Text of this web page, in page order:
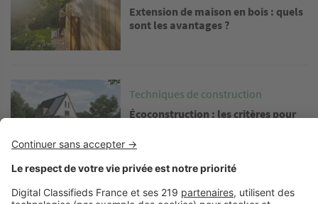
Extension de maison en bois : quels
sont les avantages ?
Techniques de construction
Écoconstruction : les critères pour
Image
Techniques de construction